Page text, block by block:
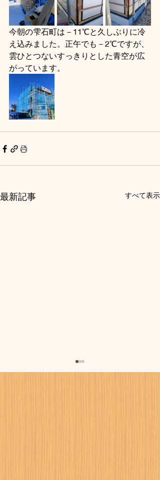
今朝の雫石町は－11℃と久しぶりに冷
え込みました。正午でも－2℃ですが、
雲ひとつないすっきりとした青空が広
がっています。
最新記事 すべて表示